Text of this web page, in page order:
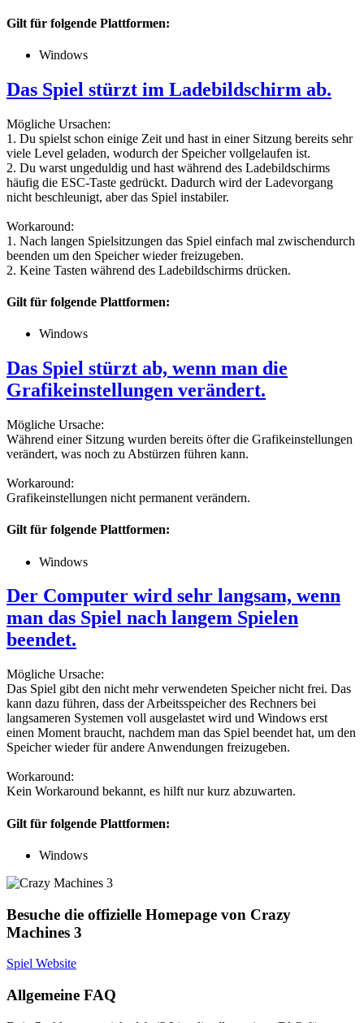
Gilt für folgende Plattformen:
Windows
Das Spiel stürzt im Ladebildschirm ab.
Mögliche Ursachen:
1. Du spielst schon einige Zeit und hast in einer Sitzung bereits sehr
viele Level geladen, wodurch der Speicher vollgelaufen ist.
2. Du warst ungeduldig und hast während des Ladebildschirms
häufig die ESC-Taste gedrückt. Dadurch wird der Ladevorgang
nicht beschleunigt, aber das Spiel instabiler.
Workaround:
1. Nach langen Spielsitzungen das Spiel einfach mal zwischendurch
beenden um den Speicher wieder freizugeben.
2. Keine Tasten während des Ladebildschirms drücken.
Gilt für folgende Plattformen:
Windows
Das Spiel stürzt ab, wenn man die
Grafikeinstellungen verändert.
Mögliche Ursache:
Während einer Sitzung wurden bereits öfter die Grafikeinstellungen
verändert, was noch zu Abstürzen führen kann.
Workaround:
Grafikeinstellungen nicht permanent verändern.
Gilt für folgende Plattformen:
Windows
Der Computer wird sehr langsam, wenn
man das Spiel nach langem Spielen
beendet.
Mögliche Ursache:
Das Spiel gibt den nicht mehr verwendeten Speicher nicht frei. Das
kann dazu führen, dass der Arbeitsspeicher des Rechners bei
langsameren Systemen voll ausgelastet wird und Windows erst
einen Moment braucht, nachdem man das Spiel beendet hat, um den
Speicher wieder für andere Anwendungen freizugeben.
Workaround:
Kein Workaround bekannt, es hilft nur kurz abzuwarten.
Gilt für folgende Plattformen:
Windows
Besuche die offizielle Homepage von Crazy
Machines 3
Spiel Website
Allgemeine FAQ